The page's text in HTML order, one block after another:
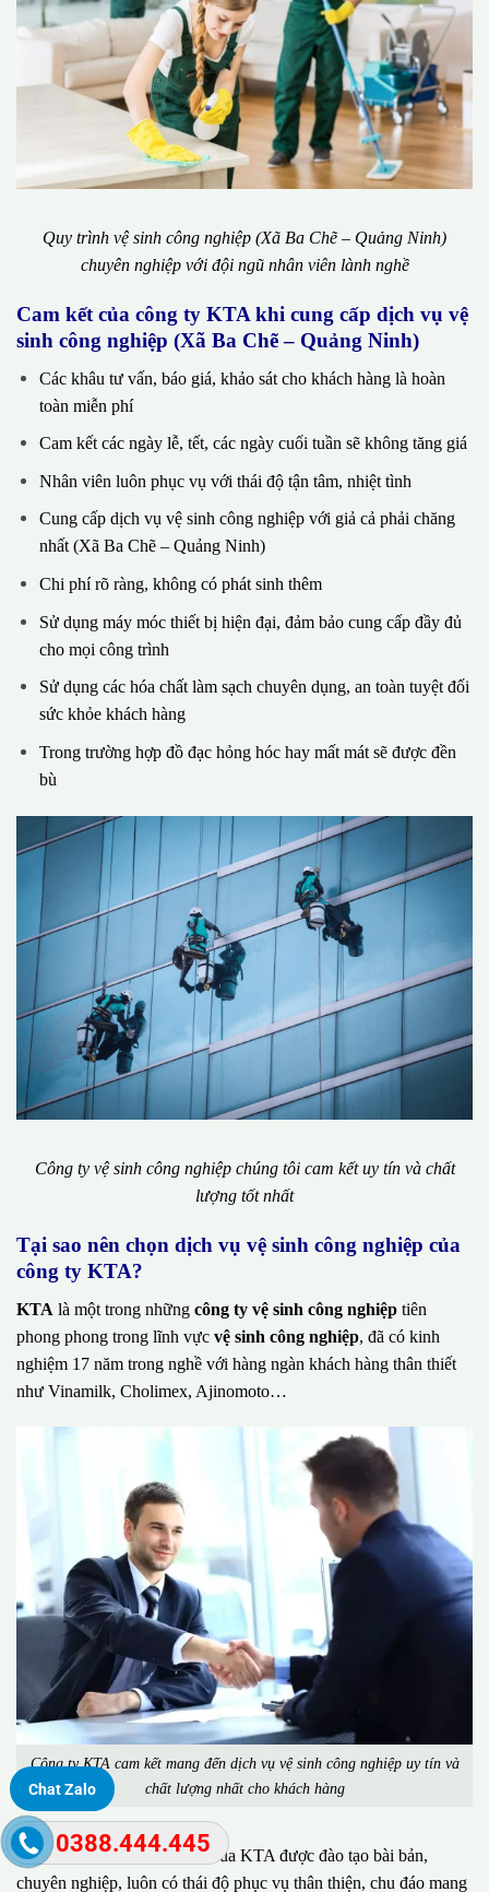
Quy trình vệ sinh công nghiệp (Xã Ba Chẽ – Quảng Ninh)
chuyên nghiệp với đội ngũ nhân viên lành nghề
Cam kết của công ty KTA khi cung cấp dịch vụ vệ
sinh công nghiệp (Xã Ba Chẽ – Quảng Ninh)
Các khâu tư vấn, báo giá, khảo sát cho khách hàng là hoàn
toàn miễn phí
Cam kết các ngày lễ, tết, các ngày cuối tuần sẽ không tăng giá
Nhân viên luôn phục vụ với thái độ tận tâm, nhiệt tình
Cung cấp dịch vụ vệ sinh công nghiệp với giả cả phải chăng
nhất (Xã Ba Chẽ – Quảng Ninh)
Chi phí rõ ràng, không có phát sinh thêm
Sử dụng máy móc thiết bị hiện đại, đảm bảo cung cấp đầy đủ
cho mọi công trình
Sử dụng các hóa chất làm sạch chuyên dụng, an toàn tuyệt đối
sức khỏe khách hàng
Trong trường hợp đồ đạc hỏng hóc hay mất mát sẽ được đền
bù
Công ty vệ sinh công nghiệp chúng tôi cam kết uy tín và chất
lượng tốt nhất
Tại sao nên chọn dịch vụ vệ sinh công nghiệp của
công ty KTA?
KTA là một trong những công ty vệ sinh công nghiệp tiên
phong phong trong lĩnh vực vệ sinh công nghiệp, đã có kinh
nghiệm 17 năm trong nghề với hàng ngàn khách hàng thân thiết
như Vinamilk, Cholimex, Ajinomoto…
Công ty KTA cam kết mang đến dịch vụ vệ sinh công nghiệp uy tín và
chất lượng nhất cho khách hàng
Đặc biệt, đội ngũ nhân viên của KTA được đào tạo bài bản,
chuyên nghiệp, luôn có thái độ phục vụ thân thiện, chu đáo mang
Chat Zalo
0388.444.445